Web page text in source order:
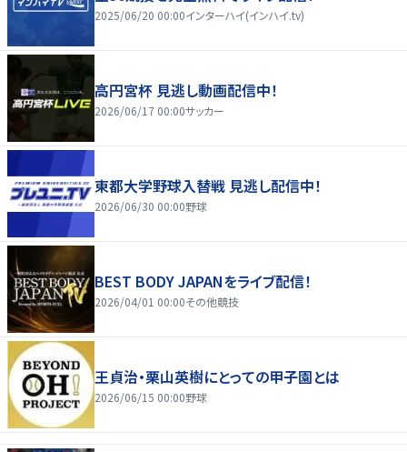
2025/06/20 00:00インターハイ(インハイ.tv)
高円宮杯 見逃し動画配信中！
2026/06/17 00:00サッカー
東都大学野球入替戦 見逃し配信中！
2026/06/30 00:00野球
BEST BODY JAPANをライブ配信！
2026/04/01 00:00その他競技
王貞治・栗山英樹にとっての甲子園とは
2026/06/15 00:00野球